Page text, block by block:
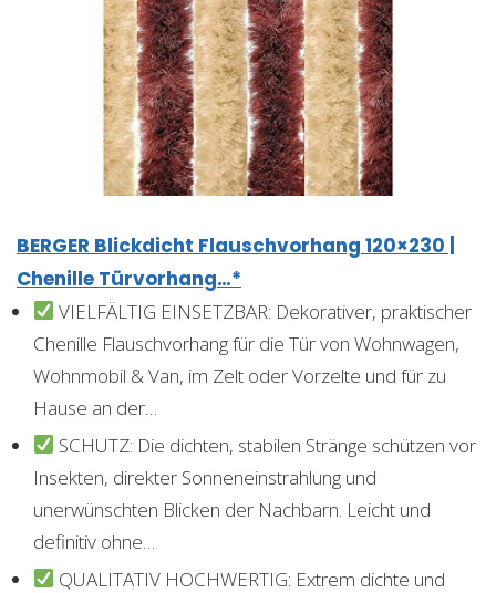
BERGER Blickdicht Flauschvorhang 120×230 |
Chenille Türvorhang…*
VIELFÄLTIG EINSETZBAR: Dekorativer, praktischer
Chenille Flauschvorhang für die Tür von Wohnwagen,
Wohnmobil & Van, im Zelt oder Vorzelte und für zu
Hause an der…
SCHUTZ: Die dichten, stabilen Stränge schützen vor
Insekten, direkter Sonneneinstrahlung und
unerwünschten Blicken der Nachbarn. Leicht und
definitiv ohne…
QUALITATIV HOCHWERTIG: Extrem dichte und